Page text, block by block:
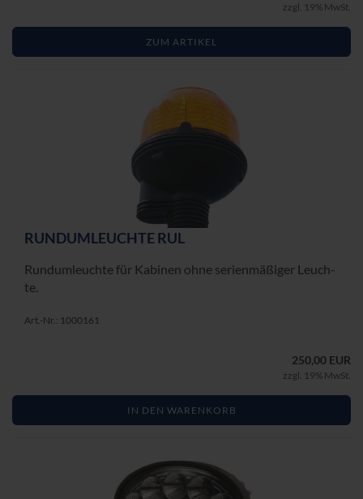
zzgl. 19% MwSt.
ZUM ARTIKEL
RUND­UM­LEUCH­TE RUL
Rund­um­leuch­te für Ka­bi­nen ohne se­ri­en­mä­ßi­ger Leuch­
te.
Art.-Nr.: 1000161
250,00 EUR
zzgl. 19% MwSt.
IN DEN WARENKORB